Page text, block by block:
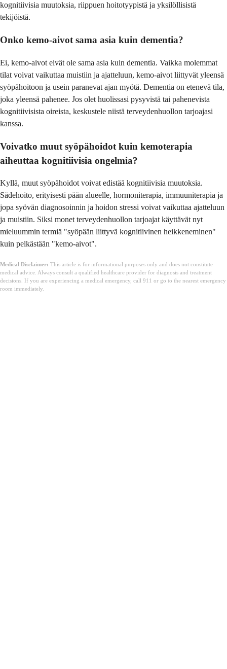
kognitiivisia muutoksia, riippuen hoitotyypistä ja yksilöllisistä
tekijöistä.
Onko kemo-aivot sama asia kuin dementia?
Ei, kemo-aivot eivät ole sama asia kuin dementia. Vaikka molemmat
tilat voivat vaikuttaa muistiin ja ajatteluun, kemo-aivot liittyvät yleensä
syöpähoitoon ja usein paranevat ajan myötä. Dementia on etenevä tila,
joka yleensä pahenee. Jos olet huolissasi pysyvistä tai pahenevista
kognitiivisista oireista, keskustele niistä terveydenhuollon tarjoajasi
kanssa.
Voivatko muut syöpähoidot kuin kemoterapia
aiheuttaa kognitiivisia ongelmia?
Kyllä, muut syöpähoidot voivat edistää kognitiivisia muutoksia.
Sädehoito, erityisesti pään alueelle, hormoniterapia, immuuniterapia ja
jopa syövän diagnosoinnin ja hoidon stressi voivat vaikuttaa ajatteluun
ja muistiin. Siksi monet terveydenhuollon tarjoajat käyttävät nyt
mieluummin termiä "syöpään liittyvä kognitiivinen heikkeneminen"
kuin pelkästään "kemo-aivot".
Medical Disclaimer: This article is for informational purposes only and does not constitute
medical advice. Always consult a qualified healthcare provider for diagnosis and treatment
decisions. If you are experiencing a medical emergency, call 911 or go to the nearest emergency
room immediately.